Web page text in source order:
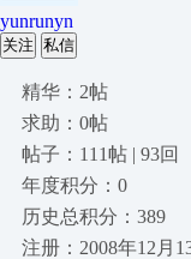
yunrunyn
关注 私信
精华：2帖
求助：0帖
帖子：111帖 | 93回
年度积分：0
历史总积分：389
注册：2008年12月